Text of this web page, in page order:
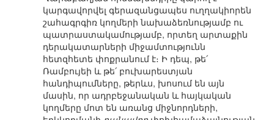
կարգավորվել գերազանցապես ուղղակիորեն
շահագրգիռ կողմերի նախաձեռնությամբ ու
պատրաստակամությամբ, որտեղ արտաքին
դերակատարների միջամտությունն
հետզհետե փոքրանում է։ Ի դեպ, թե՛
Ռամբույեի և թե՛ բուխարեստյան
հանդիպումները, թերևս, խոսում են այն
մասին, որ ադրբեջանական և հայկական
կողմերը մոտ են առանց միջնորդների,